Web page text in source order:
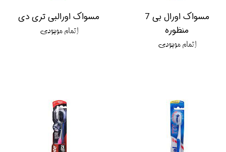
مسواک اورال بی 7
منظوره
اتمام موجودی
مسواک اورالبی تری دی
اتمام موجودی